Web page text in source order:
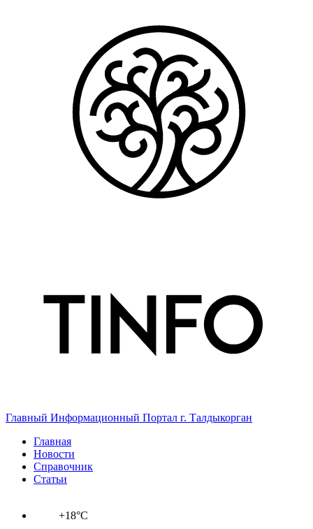
Главный Информационный Портал г. Талдыкорган
Главная
Новости
Справочник
Статьи
+18°C